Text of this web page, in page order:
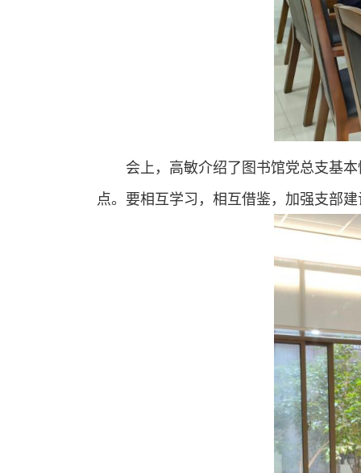
会上，高敏介绍了图书馆党总支基
点。要相互学习，相互借鉴，加强支部